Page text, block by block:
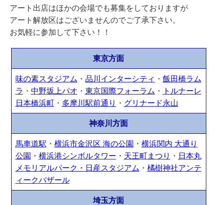
アート出店はほかの会場でも募集をしておりますが
アート解放区はございませんのでご了承下さい。
お気軽に参加して下さい！！
東京方面
味の素スタジアム ・ 品川インターシティ ・ 飯田橋ラム
ラ ・ 中野坂上パオ ・ 東京国際フォーラム ・
トルナーレ
日本橋浜町・ 多摩川駅前通り ・ グリナード永山
神奈川方面
馬車道駅 ・ 横浜市金沢区 海の公園 ・ 横浜関内 大通り
公園 ・ 横浜港シンボルタワー ・ 天王町まつり ・ 日本丸
メモリアルパーク・ 日産スタジアム ・ 橘樹神社アンテ
ィークバザール
埼玉方面